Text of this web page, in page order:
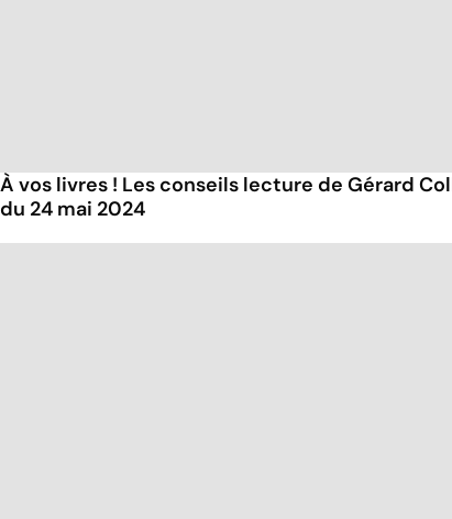
À vos livres ! Les conseils lecture de Gérard
du 24 mai 2024